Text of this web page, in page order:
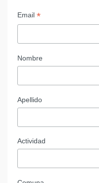
Email *
Nombre
Apellido
Actividad